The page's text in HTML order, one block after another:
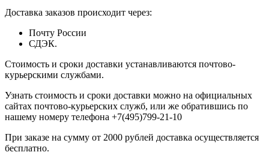
Доставка заказов происходит через:
Почту России
СДЭК.
Стоимость и сроки доставки устанавливаются почтово-
курьерскими службами.
Узнать стоимость и сроки доставки можно на официальных
сайтах почтово-курьерских служб, или же обратившись по
нашему номеру телефона +7(495)799-21-10
При заказе на сумму от 2000 рублей доставка осуществляется
бесплатно.